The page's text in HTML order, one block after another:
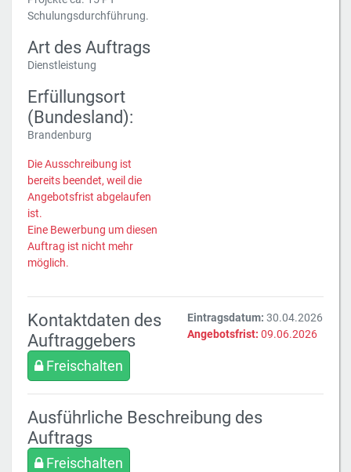
Schulungsdurchführung.
Art des Auftrags
Dienstleistung
Erfüllungsort
(Bundesland):
Brandenburg
Die Ausschreibung ist
bereits beendet, weil die
Angebotsfrist abgelaufen
ist.
Eine Bewerbung um diesen
Auftrag ist nicht mehr
möglich.
Kontaktdaten des
Auftraggebers
Freischalten
Eintragsdatum: 30.04.2026
Angebotsfrist: 09.06.2026
Ausführliche Beschreibung des
Auftrags
Freischalten